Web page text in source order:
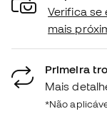
Verifica se
mais
Primeira
Mais
*Não